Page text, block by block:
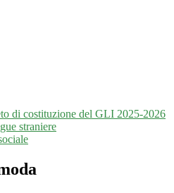
di costituzione del GLI 2025-2026
straniere